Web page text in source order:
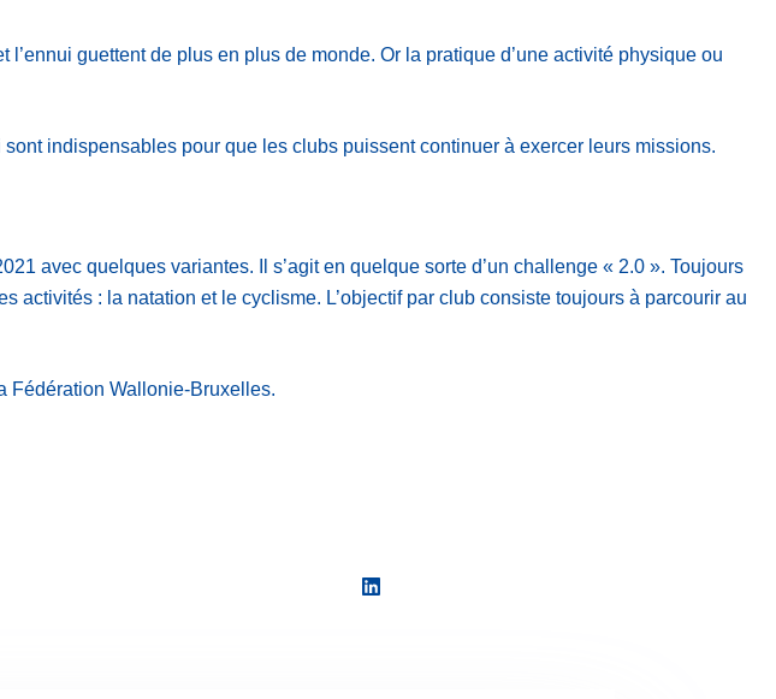
guettent de plus en plus de monde. Or la pratique d’une activité physique ou
indispensables pour que les clubs puissent continuer à exercer leurs missions.
avec quelques variantes. Il s’agit en quelque sorte d’un challenge « 2.0 ». Toujours
activités : la natation et le cyclisme. L’objectif par club consiste toujours à parcourir au
Fédération Wallonie-Bruxelles.